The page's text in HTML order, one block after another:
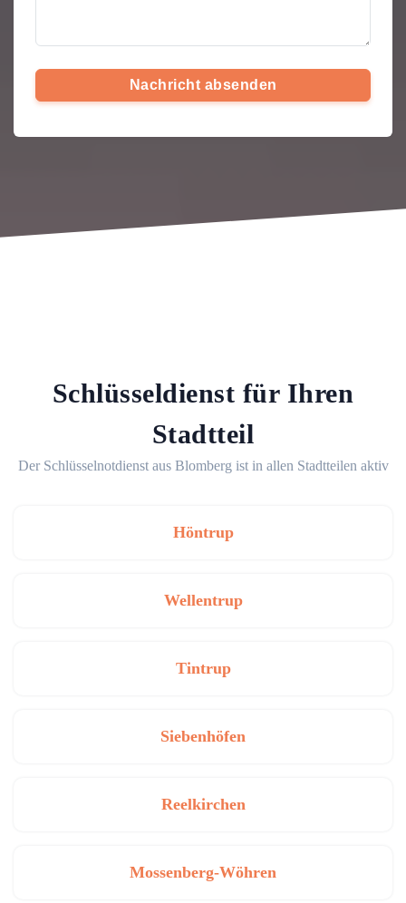
Nachricht absenden
Schlüsseldienst für Ihren
Stadtteil
Der Schlüsselnotdienst aus Blomberg ist in allen Stadtteilen aktiv
Höntrup
Wellentrup
Tintrup
Siebenhöfen
Reelkirchen
Mossenberg-Wöhren